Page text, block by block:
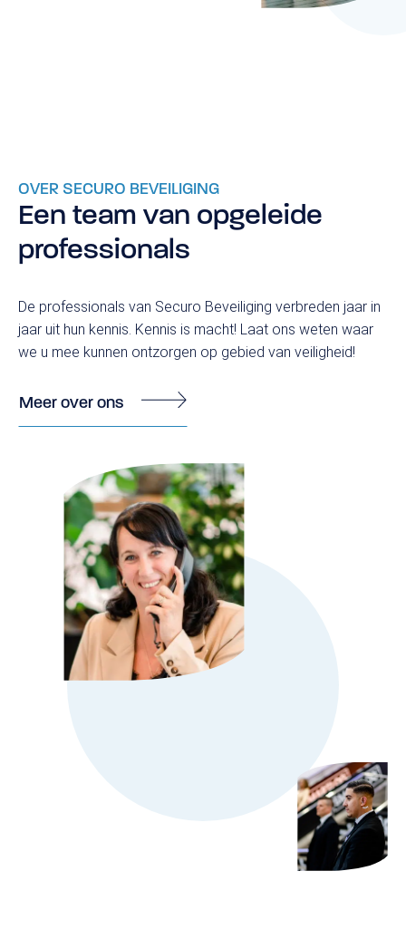
OVER SECURO BEVEILIGING
Een team van opgeleide
professionals
De professionals van Securo Beveiliging verbreden jaar in
jaar uit hun kennis. Kennis is macht! Laat ons weten waar
we u mee kunnen ontzorgen op gebied van veiligheid!
Meer over ons